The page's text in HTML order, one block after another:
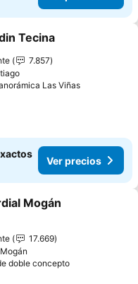
a favoritos
Tecina
7.857
Las Viñas
Ver precios
a favoritos
Mogán
17.669
doble concepto